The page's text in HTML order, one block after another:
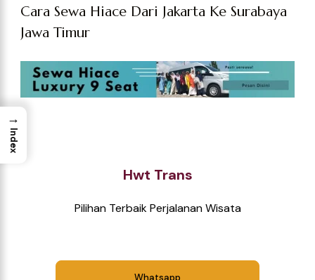
Cara Sewa Hiace Dari Jakarta Ke Surabaya
Jawa Timur
Hwt Trans
Pilihan Terbaik Perjalanan Wisata
→
Index